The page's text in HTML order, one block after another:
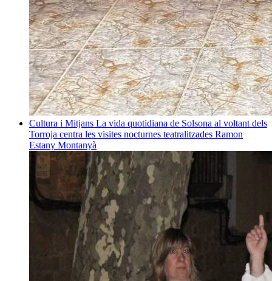
Cultura i Mitjans La vida quotidiana de Solsona al voltant dels
Torroja centra les visites nocturnes teatralitzades Ramon
Estany Montanyà